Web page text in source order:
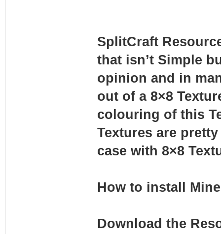
SplitCraft
that isn’t Simple
opinion and in
out of a 8×8
colouring of this
Textures are
case with 8×8
How to install
Download the